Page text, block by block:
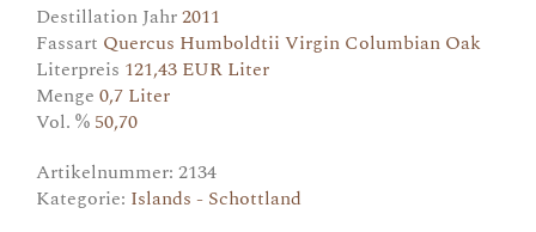
Destillation Jahr2011
Fassart Quercus Humboldtii Virgin Columbian Oak
Literpreis 121,43 EUR Liter
Menge 0,7 Liter
Vol. % 50,70
Artikelnummer: 2134
Kategorie: Islands - Schottland